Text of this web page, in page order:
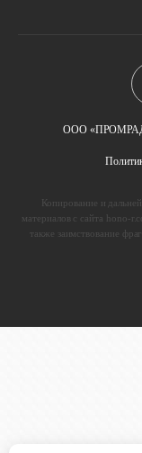
ООО
Копирование и
материалов с сайта hono-
также заимствование